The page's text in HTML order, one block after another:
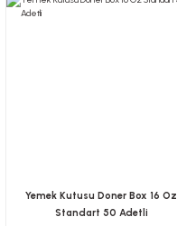
Yemek Kutusu Doner Box 16 Oz
Standart 50 Adetli